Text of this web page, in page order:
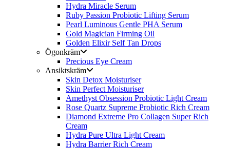
Hydra Miracle Serum
Ruby Passion Probiotic Lifting Serum
Pearl Luminous Gentle PHA Serum
Gold Magician Firming Oil
Golden Elixir Self Tan Drops
Ögonkräm
Precious Eye Cream
Ansiktskräm
Skin Detox Moisturiser
Skin Perfect Moisturiser
Amethyst Obsession Probiotic Light Cream
Rose Quartz Supreme Probiotic Rich Cream
Diamond Extreme Pro Collagen Super Rich
Cream
Hydra Pure Ultra Light Cream
Hydra Barrier Rich Cream